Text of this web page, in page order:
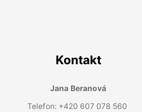
Kontakt
Jana Beranová
Telefon: +420 607 078 560